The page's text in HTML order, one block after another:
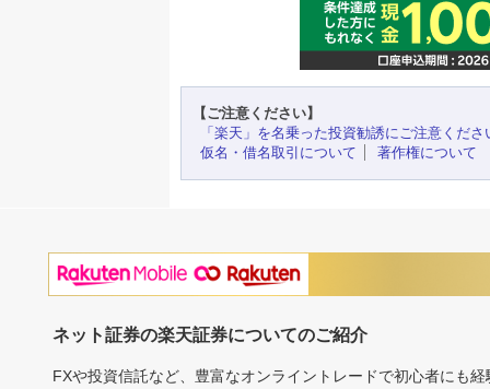
【ご注意ください】
「楽天」を名乗った投資勧誘にご注意くださ
仮名・借名取引について
著作権について
ネット証券の楽天証券についてのご紹介
FXや投資信託など、豊富なオンライントレードで初心者にも